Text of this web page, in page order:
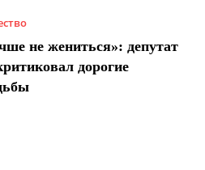
не жениться»: депутат
дорогие